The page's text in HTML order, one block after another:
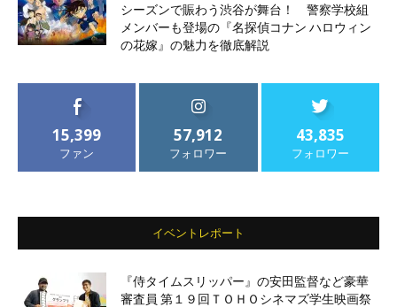
シーズンで賑わう渋谷が舞台！ 警察学校組
メンバーも登場の『名探偵コナン ハロウィン
の花嫁』の魅力を徹底解説
15,399
ファン
57,912
フォロワー
43,835
フォロワー
イベントレポート
『侍タイムスリッパー』の安田監督など豪華
審査員 第１９回ＴＯＨＯシネマズ学生映画祭